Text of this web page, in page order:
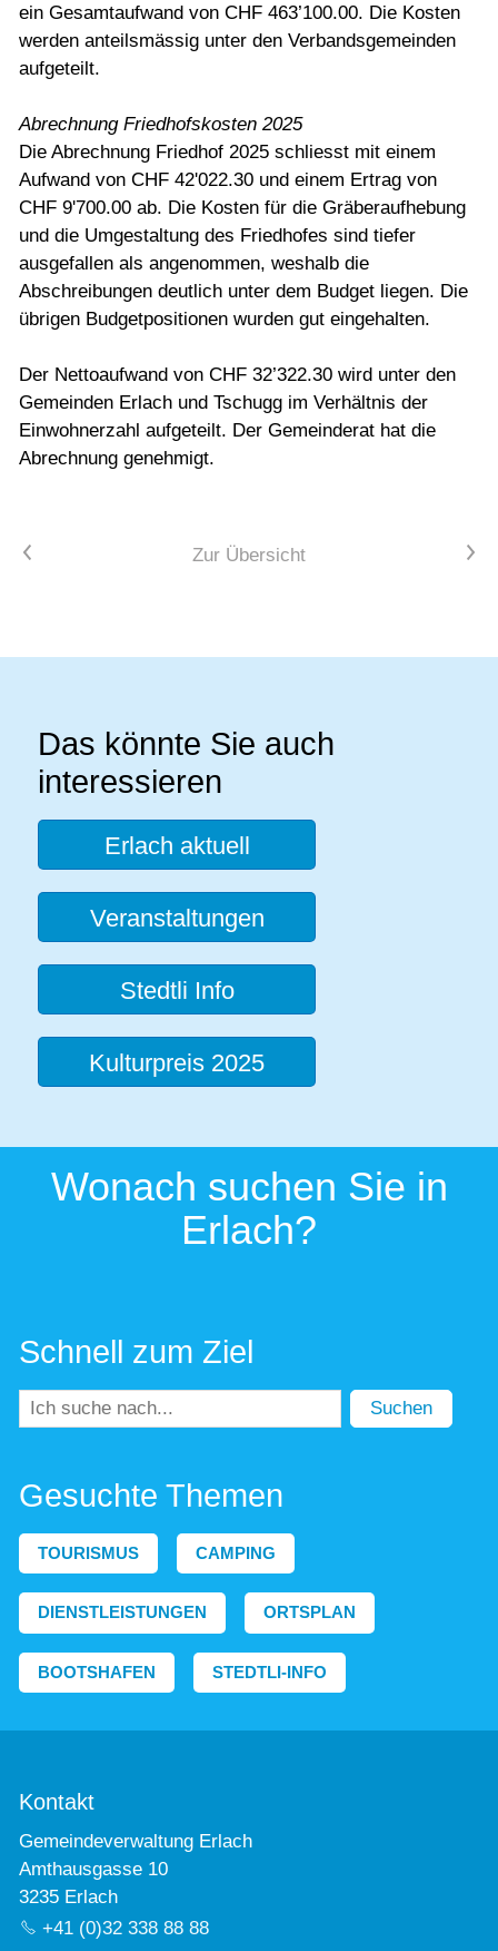
ein Gesamtaufwand von CHF 463’100.00. Die Kosten
werden anteilsmässig unter den Verbandsgemeinden
aufgeteilt.
Abrechnung Friedhofskosten 2025
Die Abrechnung Friedhof 2025 schliesst mit einem
Aufwand von CHF 42'022.30 und einem Ertrag von
CHF 9'700.00 ab. Die Kosten für die Gräberaufhebung
und die Umgestaltung des Friedhofes sind tiefer
ausgefallen als angenommen, weshalb die
Abschreibungen deutlich unter dem Budget liegen. Die
übrigen Budgetpositionen wurden gut eingehalten.
Der Nettoaufwand von CHF 32’322.30 wird unter den
Gemeinden Erlach und Tschugg im Verhältnis der
Einwohnerzahl aufgeteilt. Der Gemeinderat hat die
Abrechnung genehmigt.
Vorheriger Artikel Zur Übersicht Nächster Artikel
Das könnte Sie auch
interessieren
Erlach aktuell
Veranstaltungen
Stedtli Info
Kulturpreis 2025
Wonach suchen Sie in
Erlach?
Schnell zum Ziel
Suchen
Gesuchte Themen
TOURISMUS CAMPING
DIENSTLEISTUNGEN ORTSPLAN
BOOTSHAFEN STEDTLI-INFO
Kontakt
Gemeindeverwaltung Erlach
Amthausgasse 10
3235 Erlach
+41 (0)32 338 88 88